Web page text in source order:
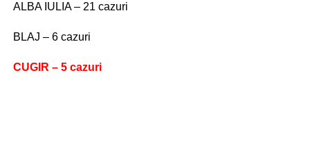
ALBA IULIA – 21 cazuri
BLAJ – 6 cazuri
CUGIR – 5 cazuri